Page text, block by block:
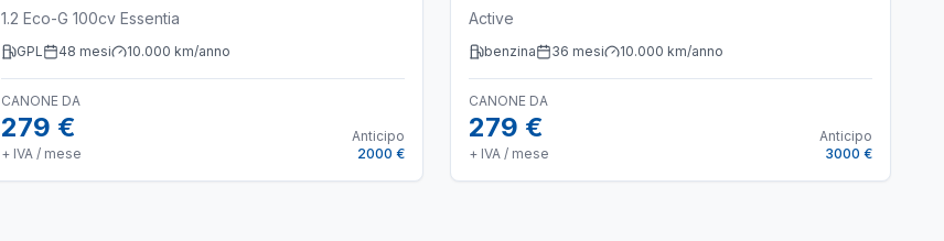
1.2 Eco-G 100cv Essentia
GPL 48 mesi 10.000 km/anno
CANONE DA
279 €
+ IVA / mese
Anticipo
2000 €
Active
benzina 36 mesi 10.000 km/anno
CANONE DA
279 €
+ IVA / mese
Anticipo
3000 €